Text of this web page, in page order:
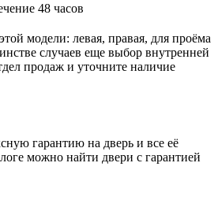
48 часов
модели: левая, правая, для проёма
случаев еще выбор внутренней
продаж и уточните наличие
гарантию на дверь и все её
можно найти двери с гарантией